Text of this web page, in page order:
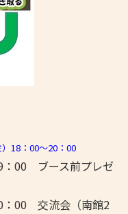
）18：00～20：00
ブース前プレゼ
交流会（南館2